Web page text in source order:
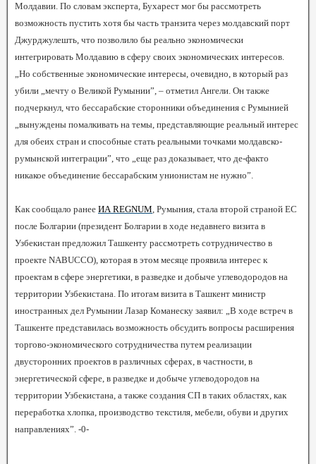
Молдавии. По словам эксперта, Бухарест мог бы рассмотреть
возможность пустить хотя бы часть транзита через молдавский порт
Джурджулешть, что позволило бы реально экономически
интегрировать Молдавию в сферу своих экономических интересов.
„Но собственные экономические интересы, очевидно, в который раз
убили „мечту о Великой Румынии”, – отметил Ангели. Он также
подчеркнул, что бессарабские сторонники объединения с Румынией
„вынуждены помалкивать на темы, представляющие реальный интерес
для обеих стран и способные стать реальными точками молдавско-
румынской интеграции”, что „еще раз доказывает, что де-факто
никакое объединение бессарабским унионистам не нужно”.
Как сообщало ранее ИА REGNUM, Румыния, стала второй страной ЕС
после Болгарии (президент Болгарии в ходе недавнего визита в
Узбекистан предложил Ташкенту рассмотреть сотрудничество в
проекте NABUCCO), которая в этом месяце проявила интерес к
проектам в сфере энергетики, в разведке и добыче углеводородов на
территории Узбекистана. По итогам визита в Ташкент министр
иностранных дел Румынии Лазар Команеску заявил: „В ходе встреч в
Ташкенте представилась возможность обсудить вопросы расширения
торгово-экономического сотрудничества путем реализации
двусторонних проектов в различных сферах, в частности, в
энергетической сфере, в разведке и добыче углеводородов на
территории Узбекистана, а также создания СП в таких областях, как
переработка хлопка, производство текстиля, мебели, обуви и других
направлениях”. -0-